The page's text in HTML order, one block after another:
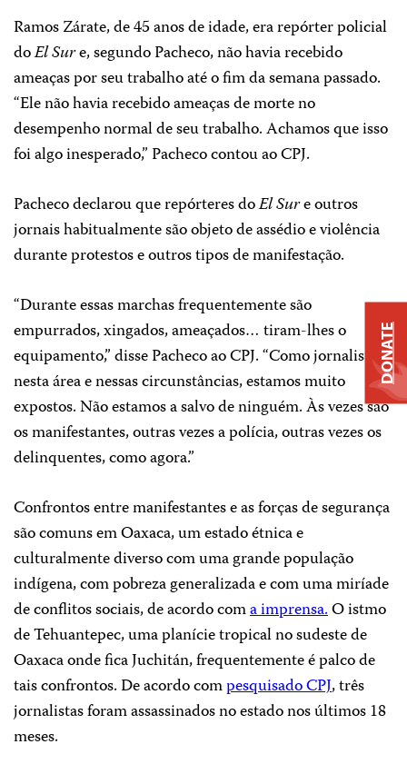
Ramos Zárate, de 45 anos de idade, era repórter policial
doEl Sure, segundo Pacheco, não havia recebido
ameaças por seu trabalho até o fim da semana passado.
“Ele não havia recebido ameaças de morte no
desempenho normal de seu trabalho. Achamos que isso
foi algo inesperado,” Pacheco contou ao CPJ.
Pacheco declarou que repórteres doEl Sure outros
jornais habitualmente são objeto de assédio e violência
durante protestos e outros tipos de manifestação.
“Durante essas marchas frequentemente são
empurrados, xingados, ameaçados… tiram-lhes o
equipamento,” disse Pacheco ao CPJ. “Como jornalista,
nesta área e nessas circunstâncias, estamos muito
expostos. Não estamos a salvo de ninguém. Às vezes são
os manifestantes, outras vezes a polícia, outras vezes os
delinquentes, como agora.”
Confrontos entre manifestantes e as forças de segurança
são comuns em Oaxaca, um estado étnica e
culturalmente diverso com uma grande população
indígena, com pobreza generalizada e com uma miríade
de conflitos sociais, de acordo coma imprensa.O istmo
de Tehuantepec, uma planície tropical no sudeste de
Oaxaca onde fica Juchitán, frequentemente é palco de
tais confrontos. De acordo compesquisado CPJ, três
jornalistas foram assassinados no estado nos últimos 18
meses.
DONATE